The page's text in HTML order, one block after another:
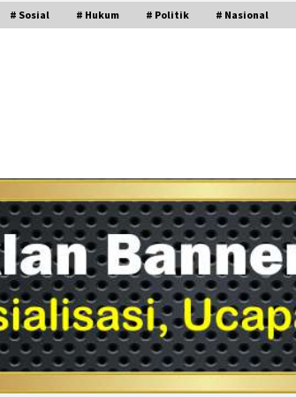
# Sosial # Hukum # Politik # Nasional